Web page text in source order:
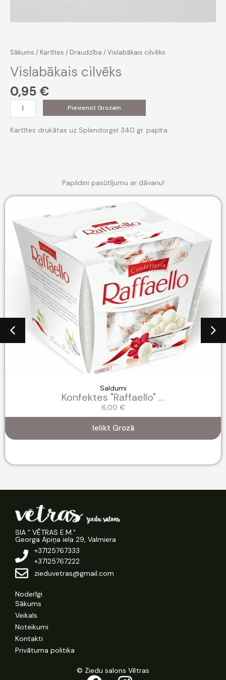
Sākums / Kartītes / Draudzība / Vislabākais cilvēks
Vislabākais cilvēks
0,95 €
Vislabākais
cilvēks
daudzums
Pievienot Grozam
Kartītes drukātas uz Splendorgel 340 gr. papīra
Papildini pasūtījumu ar dāvanu!
Saldumi
Konfektes "Raffaello" ...
6,00 €
Ielikt Grozā
SIA " VĒTRAS E.M."
Georga Apiņa iela 29, Valmiera
+37125767333
+37125767222
zieduvetras@gmail.com
Noderīgi
Sākums
Veikals
Noteikumi
Kontakti
Privātuma politika
© Ziedu salons Vētras